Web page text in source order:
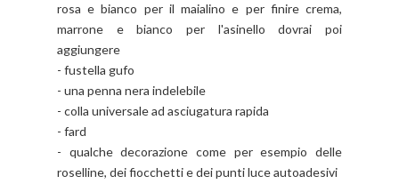
rosa e bianco per il maialino e per finire crema,
marrone e bianco per l'asinello dovrai poi
aggiungere
- fustella gufo
- una penna nera indelebile
- colla universale ad asciugatura rapida
- fard
- qualche decorazione come per esempio delle
roselline, dei fiocchetti e dei punti luce autoadesivi